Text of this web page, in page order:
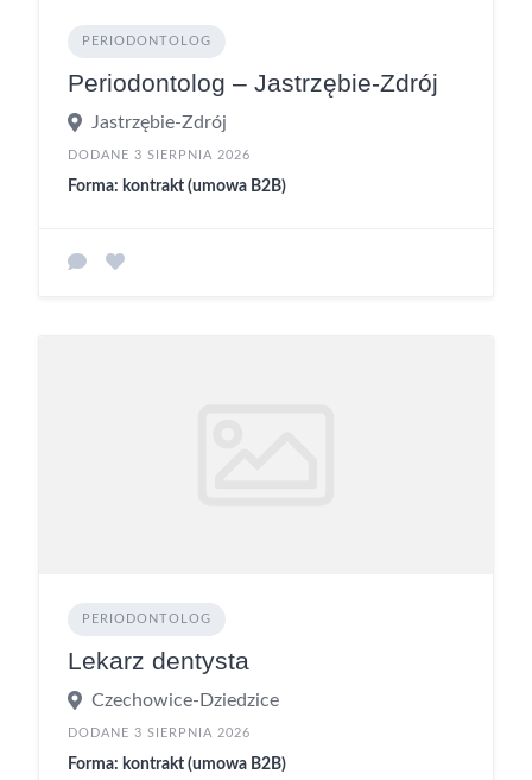
PERIODONTOLOG
Periodontolog – Jastrzębie-Zdrój
Jastrzębie-Zdrój
DODANE 3 SIERPNIA 2026
Forma: kontrakt (umowa B2B)
PERIODONTOLOG
Lekarz dentysta
Czechowice-Dziedzice
DODANE 3 SIERPNIA 2026
Forma: kontrakt (umowa B2B)